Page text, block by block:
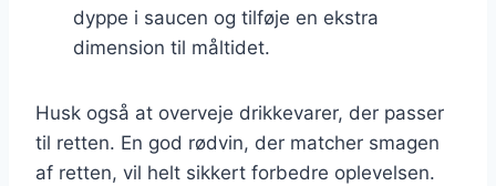
dyppe i saucen og tilføje en ekstra
dimension til måltidet.
Husk også at overveje drikkevarer, der passer
til retten. En god rødvin, der matcher smagen
af retten, vil helt sikkert forbedre oplevelsen.